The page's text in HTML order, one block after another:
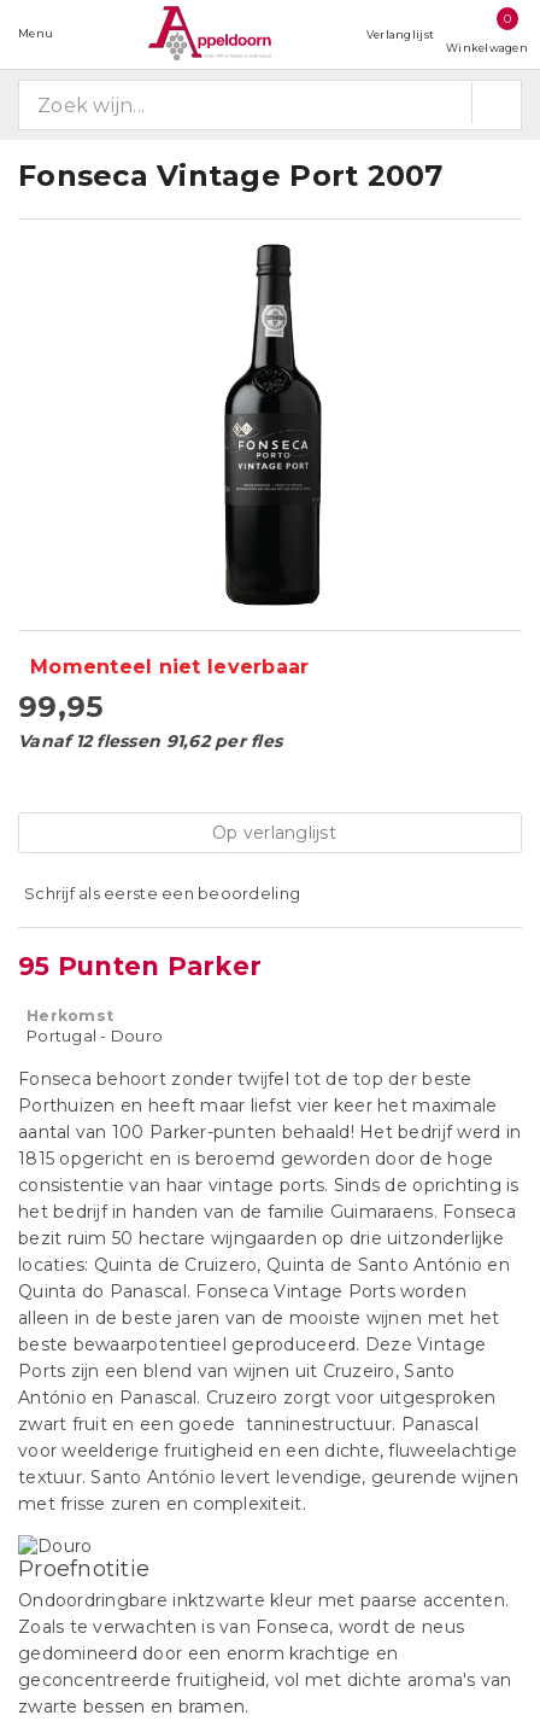
Menu Verlanglijst
0
Winkelwagen
Fonseca Vintage Port 2007
Momenteel niet leverbaar
99,95
Vanaf 12 flessen 91,62 per fles
Op verlanglijst
Schrijf als eerste een beoordeling
95 Punten Parker
Herkomst
Portugal - Douro
Fonseca behoort zonder twijfel tot de top der beste
Porthuizen en heeft maar liefst vier keer het maximale
aantal van 100 Parker-punten behaald! Het bedrijf werd in
1815 opgericht en is beroemd geworden door de hoge
consistentie van haar vintage ports. Sinds de oprichting is
het bedrijf in handen van de familie Guimaraens. Fonseca
bezit ruim 50 hectare wijngaarden op drie uitzonderlijke
locaties: Quinta de Cruizero, Quinta de Santo António en
Quinta do Panascal. Fonseca Vintage Ports worden
alleen in de beste jaren van de mooiste wijnen met het
beste bewaarpotentieel geproduceerd. Deze Vintage
Ports zijn een blend van wijnen uit Cruzeiro, Santo
António en Panascal. Cruzeiro zorgt voor uitgesproken
zwart fruit en een goede tanninestructuur. Panascal
voor weelderige fruitigheid en een dichte, fluweelachtige
textuur. Santo António levert levendige, geurende wijnen
met frisse zuren en complexiteit.
Proefnotitie
Ondoordringbare inktzwarte kleur met paarse accenten.
Zoals te verwachten is van Fonseca, wordt de neus
gedomineerd door een enorm krachtige en
geconcentreerde fruitigheid, vol met dichte aroma's van
zwarte bessen en bramen.